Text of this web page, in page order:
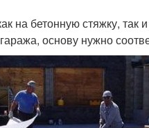
на бетонную стяжку,
основу нужно